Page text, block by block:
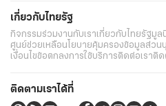
เกี่ยวกับไทยรัฐ
กิจกรรมร่วมงานกับเราเกี่ยวกับไทยรัฐมูล
ศูนย์ช่วยเหลือนโยบายคุ้มครองข้อมูลส่วน
เงื่อนไขข้อตกลงการใช้บริการติดต่อเราติ
ติดตามเราได้ที่